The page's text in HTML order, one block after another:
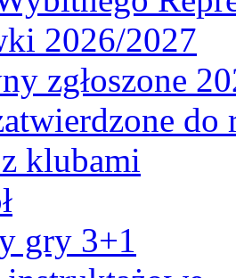
2026/2027
zgłoszone
klubami
gry 3+1